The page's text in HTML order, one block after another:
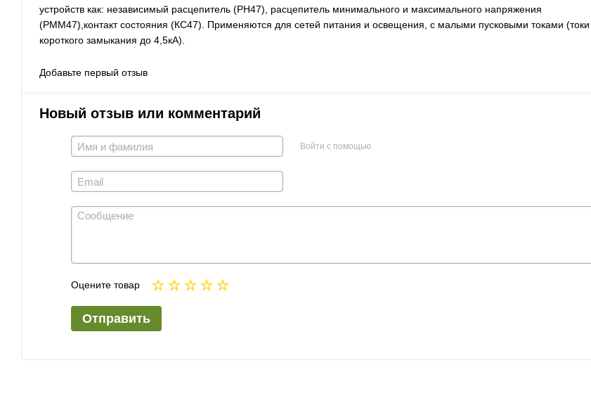
устройств как: независимый расцепитель (РН47), расцепитель минимального и максимального напряжения
(РММ47),контакт состояния (КС47). Применяются для сетей питания и освещения, с малыми пусковыми токами (токи
короткого замыкания до 4,5кА).
Добавьте первый отзыв
Новый отзыв или комментарий
Войти с помощью
Оцените товар
Отправить